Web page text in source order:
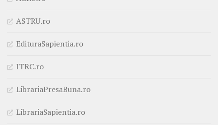
ASTRU.ro
EdituraSapientia.ro
ITRC.ro
LibrariaPresaBuna.ro
LibrariaSapientia.ro